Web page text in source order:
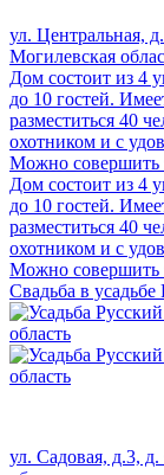
ул. Центральная,
Могилевская
Дом состоит из 4
до 10 гостей.
разместиться 40
охотником и с
Можно совершить
Дом состоит из 4
до 10 гостей.
разместиться 40
охотником и с
Можно совершить
Свадьба в
ул. Садовая, д.3,